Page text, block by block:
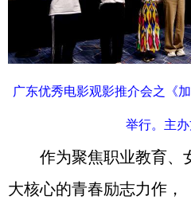
广东优秀电影观影推介会之《
举行。主
作为聚焦职业教育、
大核心的青春励志力作，